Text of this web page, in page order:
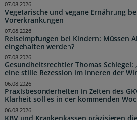
Vegetarische und vegane Ernährung
Vorerkrankungen
07.08.2026
Reiseimpfungen bei Kindern: Müssen
eingehalten werden?
07.08.2026
Gesundheitsrechtler Thomas
eine stille Rezession im Inneren der
07.08.2026
Praxisbesonderheiten in Zeiten des
Klarheit soll es in der kommenden
06.08.2026
KBV und Krankenkassen präzisieren
06.08.2026